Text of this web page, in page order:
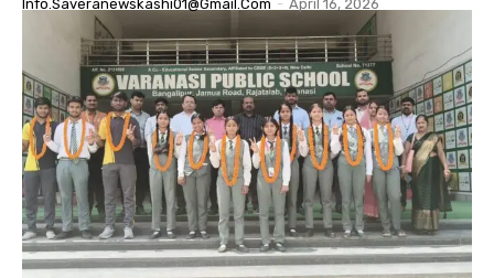
Info.saveranewskashi01@gmail.com - April 16, 2026